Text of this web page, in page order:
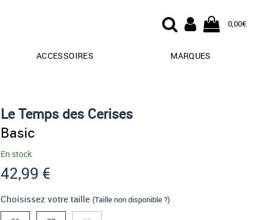
0,00€
ACCESSOIRES MARQUES
Le Temps des Cerises
Basic
En stock
42,99 €
Choisissez votre taille (Taille non disponible ?)